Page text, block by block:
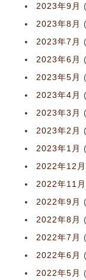
2023年9月
2023年8月
2023年7月
2023年6月
2023年5月
2023年4月
2023年3月
2023年2月
2023年1月
2022年12月
2022年11月
2022年9月
2022年8月
2022年7月
2022年6月
2022年5月